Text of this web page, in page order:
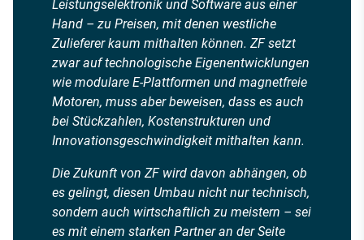
Leistungselektronik und Software aus einer
Hand – zu Preisen, mit denen westliche
Zulieferer kaum mithalten können. ZF setzt
zwar auf technologische Eigenentwicklungen
wie modulare E-Plattformen und magnetfreie
Motoren, muss aber beweisen, dass es auch
bei Stückzahlen, Kostenstrukturen und
Innovationsgeschwindigkeit mithalten kann.
Die Zukunft von ZF wird davon abhängen, ob
es gelingt, diesen Umbau nicht nur technisch,
sondern auch wirtschaftlich zu meistern – sei
es mit einem starken Partner an der Seite